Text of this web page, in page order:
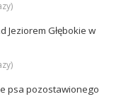
Jeziorem Głębokie w
psa pozostawionego